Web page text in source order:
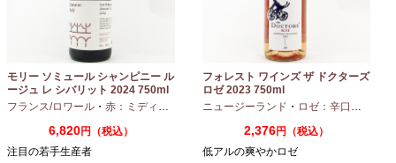
モリー ソミュール シャンピニー ル
ージュ レ シバリット 2024 750ml
フランス/ロワール ・ 赤：ミディアムボディ ・ カベルネフラン
6,820円（税込）
注目の若手生産者
フォレスト ワインズ ザ ドクターズ
ロゼ 2023 750ml
ニュージーランド ・ ロゼ：辛口
2,376円（税込）
低アルの爽やかロゼ